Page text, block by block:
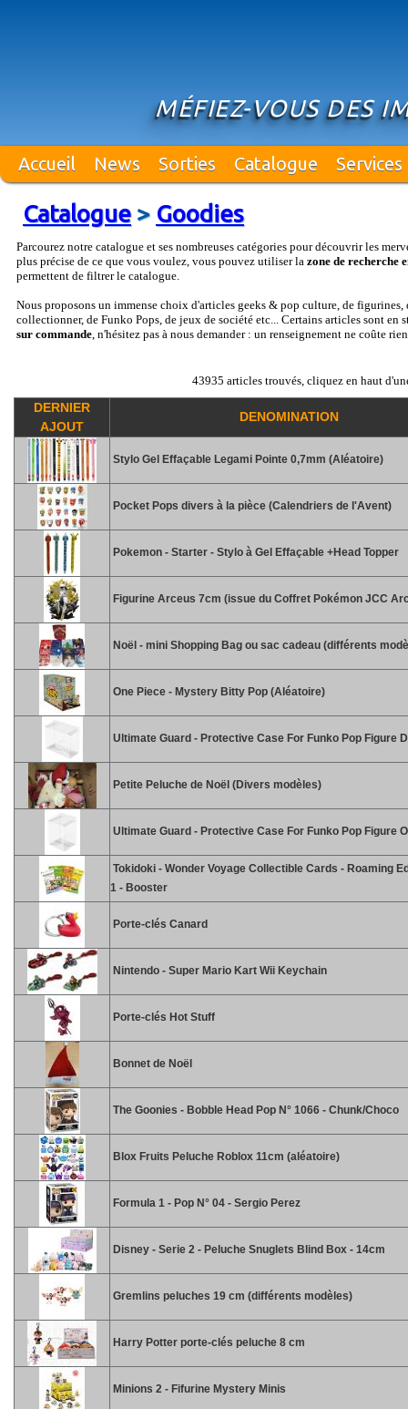
MÉFIEZ-VOUS DES
Accueil News Sorties Catalogue Services
Catalogue> Goodies
Parcourez notre catalogue et ses nombreuses catégories pour découvrir les
plus précise de ce que vous voulez, vous pouvez utiliser la zone de recherche
permettent de filtrer le catalogue.
Nous proposons un immense choix d'articles geeks & pop culture, de figurines,
collectionner, de Funko Pops, de jeux de société etc... Certains articles sont en
sur commande, n'hésitez pas à nous demander : un renseignement ne coûte
43935 articles trouvés, cliquez en haut
DERNIER
AJOUT
DENOMINATION
Stylo Gel Effaçable Legami Pointe 0,7mm (Aléatoire)
Pocket Pops divers à la pièce (Calendriers de l'Avent)
Pokemon - Starter - Stylo à Gel Effaçable +Head Topper
Figurine Arceus 7cm (issue du Coffret Pokémon JCC
Noël - mini Shopping Bag ou sac cadeau (différents
One Piece - Mystery Bitty Pop (Aléatoire)
Ultimate Guard - Protective Case For Funko Pop Figure
Petite Peluche de Noël (Divers modèles)
Ultimate Guard - Protective Case For Funko Pop Figure
Tokidoki - Wonder Voyage Collectible Cards - Roaming
1 - Booster
Porte-clés Canard
Nintendo - Super Mario Kart Wii Keychain
Porte-clés Hot Stuff
Bonnet de Noël
The Goonies - Bobble Head Pop N° 1066 - Chunk/Choco
Blox Fruits Peluche Roblox 11cm (aléatoire)
Formula 1 - Pop N° 04 - Sergio Perez
Disney - Serie 2 - Peluche Snuglets Blind Box - 14cm
Gremlins peluches 19 cm (différents modèles)
Harry Potter porte-clés peluche 8 cm
Minions 2 - Fifurine Mystery Minis